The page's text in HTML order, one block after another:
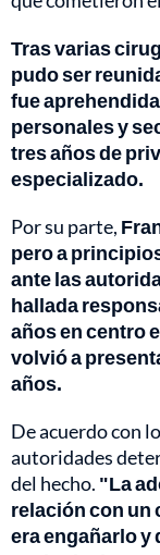
Tras varias
pudo ser
fue
personales y
tres años de
especializado.
Por su parte,
pero a
ante las
hallada
años en centro
volvió a
años.
De acuerdo con
autoridades
del hecho. "La
relación con un
era engañarlo y